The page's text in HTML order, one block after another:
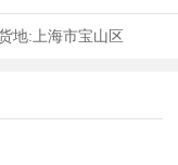
地: 上海市宝山区